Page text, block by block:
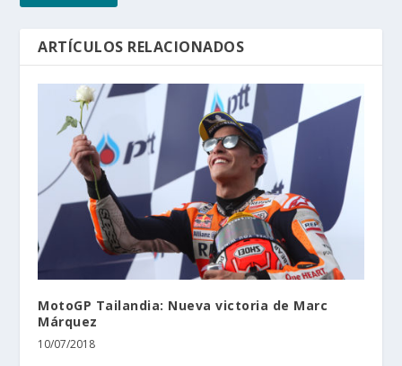
ARTÍCULOS RELACIONADOS
MotoGP Tailandia: Nueva victoria de Marc
Márquez
10/07/2018